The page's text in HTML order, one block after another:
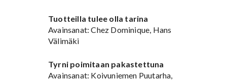
Tuotteilla tulee olla tarina
Avainsanat: Chez Dominique, Hans
Välimäki
Tyrni poimitaan pakastettuna
Avainsanat: Koivuniemen Puutarha,